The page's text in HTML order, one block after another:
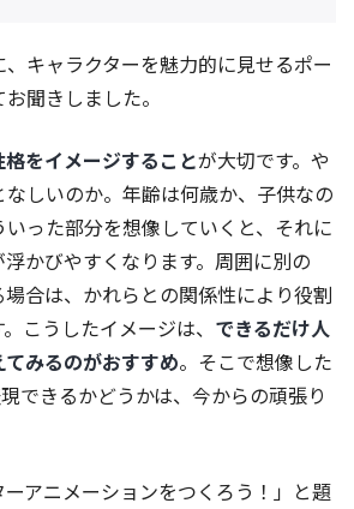
キャラクターを魅力的に見せるポー
聞きしました。
をイメージすることが大切です。や
しいのか。年齢は何歳か、子供なの
った部分を想像していくと、それに
かびやすくなります。周囲に別の
合は、かれらとの関係性により役割
こうしたイメージは、 できるだけ人
みるのがおすすめ。そこで想像した
できるかどうかは、今からの頑張り
アニメーションをつくろう！」と題